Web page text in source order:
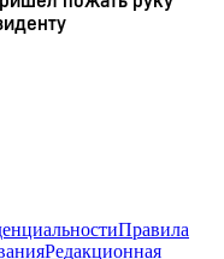
Правила
Редакционная